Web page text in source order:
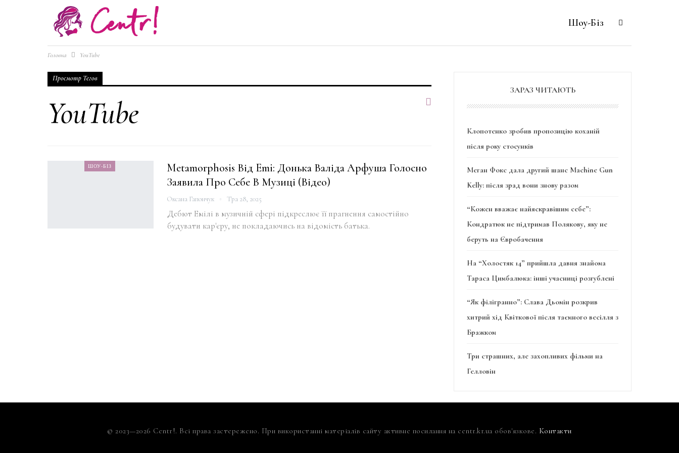
Шоу-Біз
Головна YouTube
Просмотр Тегов
YouTube
ШОУ-БІЗ
Metamorphosis Від Emi: Донька Валіда Арфуша Голосно
Заявила Про Себе В Музиці (відео)
Оксана Гапончук Тра 28, 2025
Дебют Емілі в музичній сфері підкреслює її прагнення самостійно
будувати кар'єру, не покладаючись на відомість батька.
ЗАРАЗ ЧИТАЮТЬ
Клопотенко зробив пропозицію коханій
після року стосунків
Меган Фокс дала другий шанс Machine Gun
Kelly: після зрад вони знову разом
“Кожен вважає найяскравішим себе”:
Кондратюк не підтримав Полякову, яку не
беруть на Євробачення
На “Холостяк 14” прийшла давня знайома
Тараса Цимбалюка: інші учасниці розгублені
“Як філігранно”: Слава Дьомін розкрив
хитрий хід Квіткової після таємного весілля з
Бражком
Три страшних, але захопливих фільми на
Гелловін
© 2023—2026 Centr!. Всі права застережено. При використанні матеріалів сайту активне посилання на centr.kr.ua обов'язкове. Контакти